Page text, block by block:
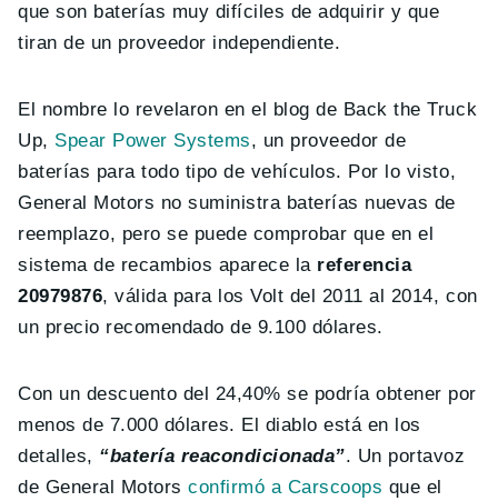
que son baterías muy difíciles de adquirir y que
tiran de un proveedor independiente.
El nombre lo revelaron en el blog de Back the Truck
Up, Spear Power Systems, un proveedor de
baterías para todo tipo de vehículos. Por lo visto,
General Motors no suministra baterías nuevas de
reemplazo, pero se puede comprobar que en el
sistema de recambios aparece la referencia
20979876, válida para los Volt del 2011 al 2014, con
un precio recomendado de 9.100 dólares.
Con un descuento del 24,40% se podría obtener por
menos de 7.000 dólares. El diablo está en los
detalles, “batería reacondicionada”. Un portavoz
de General Motorsconfirmó a Carscoops que el